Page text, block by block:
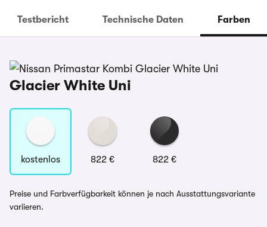
Testbericht Technische Daten Farben
Glacier White Uni
kostenlos 822 € 822 €
Preise und Farbverfügbarkeit können je nach Ausstattungsvariante
variieren.